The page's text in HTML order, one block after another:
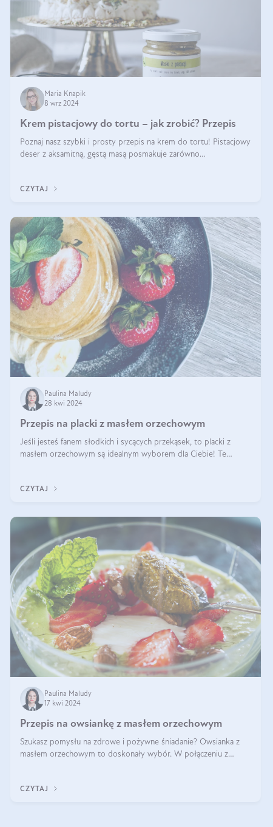
Maria Knapik
8 wrz 2024
Krem pistacjowy do tortu – jak zrobić? Przepis
Poznaj nasz szybki i prosty przepis na krem do tortu! Pistacjowy
deser z aksamitną, gęstą masą posmakuje zarówno
CZYTAJ
Paulina Maludy
28 kwi 2024
Przepis na placki z masłem orzechowym
Jeśli jesteś fanem słodkich i sycących przekąsek, to placki z
masłem orzechowym są idealnym wyborem dla Ciebie! Te
CZYTAJ
Paulina Maludy
17 kwi 2024
Przepis na owsiankę z masłem orzechowym
Szukasz pomysłu na zdrowe i pożywne śniadanie? Owsianka z
masłem orzechowym to doskonały wybór. W połączeniu z
CZYTAJ